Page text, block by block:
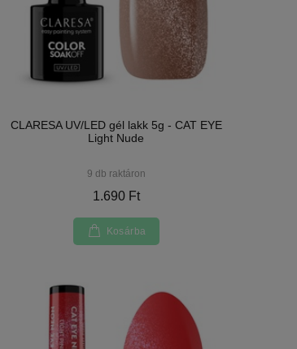
CLARESA UV/LED gél lakk 5g - CAT EYE
Light Nude
9 db raktáron
1.690 Ft
Kosárba